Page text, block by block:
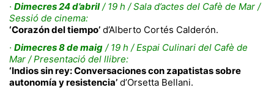
· Dimecres 24 d’abril/ 19 h / Sala d’actes del Cafè de Mar /
Sessió de cinema:
‘Corazón del tiempo’ d’Alberto Cortés Calderón.
· Dimecres 8 de maig / 19 h / Espai Culinari del Cafè de
Mar / Presentació del llibre:
‘Indios sin rey: Conversaciones con zapatistas sobre
autonomía y resistencia’ d’Orsetta Bellani.